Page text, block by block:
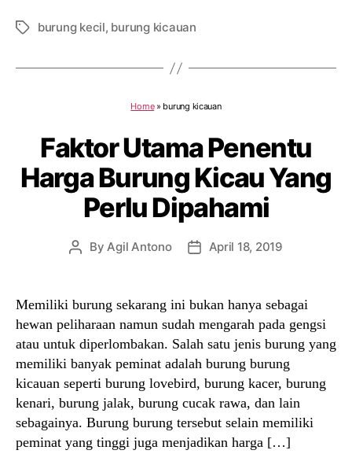
Tagsburung kecil, burung kicauan
Home» burung kicauan
Faktor Utama Penentu
Harga Burung Kicau Yang
Perlu Dipahami
PostByAgil Antono
PostApril 18, 2019
Memiliki burung sekarang ini bukan hanya sebagai
hewan peliharaan namun sudah mengarah pada gengsi
atau untuk diperlombakan. Salah satu jenis burung yang
memiliki banyak peminat adalah burung burung
kicauan seperti burung lovebird, burung kacer, burung
kenari, burung jalak, burung cucak rawa, dan lain
sebagainya. Burung burung tersebut selain memiliki
peminat yang tinggi juga menjadikan harga […]